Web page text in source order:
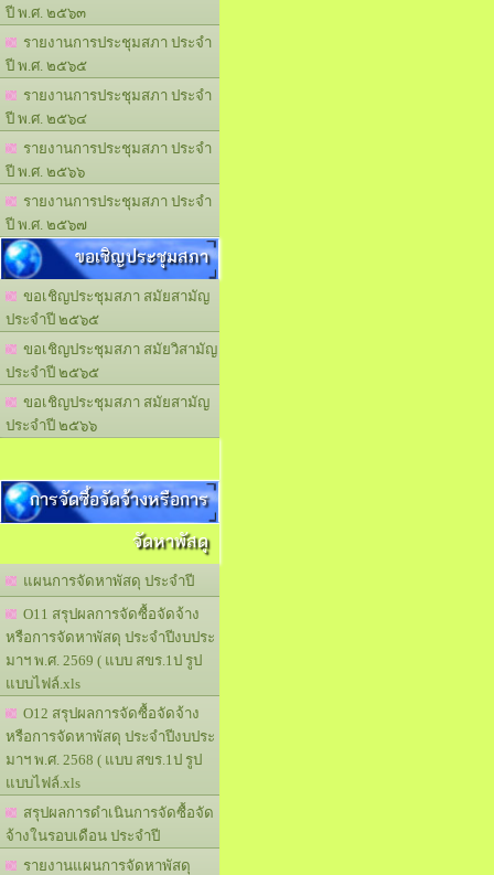
ปี พ.ศ. ๒๕๖๓
รายงานการประชุมสภา ประจำ
ปี พ.ศ. ๒๕๖๕
รายงานการประชุมสภา ประจำ
ปี พ.ศ. ๒๕๖๔
รายงานการประชุมสภา ประจำ
ปี พ.ศ. ๒๕๖๖
รายงานการประชุมสภา ประจำ
ปี พ.ศ. ๒๕๖๗
ขอเชิญประชุมสภา
ขอเชิญประชุมสภา สมัยสามัญ
ประจำปี ๒๕๖๕
ขอเชิญประชุมสภา สมัยวิสามัญ
ประจำปี ๒๕๖๕
ขอเชิญประชุมสภา สมัยสามัญ
ประจำปี ๒๕๖๖
การจัดซื้อจัดจ้างหรือการ
จัดหาพัสดุ
แผนการจัดหาพัสดุ ประจำปี
O11 สรุปผลการจัดซื้อจัดจ้าง
หรือการจัดหาพัสดุ ประจำปีงบประ
มาฯ พ.ศ. 2569 ( แบบ สขร.1ป รูป
แบบไฟล์.xls
O12 สรุปผลการจัดซื้อจัดจ้าง
หรือการจัดหาพัสดุ ประจำปีงบประ
มาฯ พ.ศ. 2568 ( แบบ สขร.1ป รูป
แบบไฟล์.xls
สรุปผลการดำเนินการจัดซื้อจัด
จ้างในรอบเดือน ประจำปี
รายงานแผนการจัดหาพัสดุ